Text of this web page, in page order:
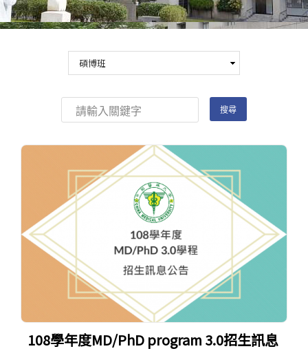
Open submenu (國際交流)
國際交流
雙語計畫(link is external)
108學年度MD/PhD program 3.0招生訊息